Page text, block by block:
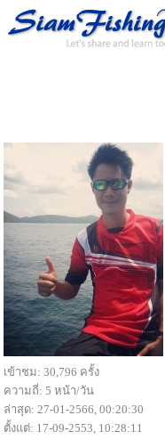
เข้าชม: 30,796 ครั้ง
ความถี่: 5 หน้า/วัน
ล่าสุด: 27-01-2566, 00:20:30
ตั้งแต่: 17-09-2553, 10:28:11